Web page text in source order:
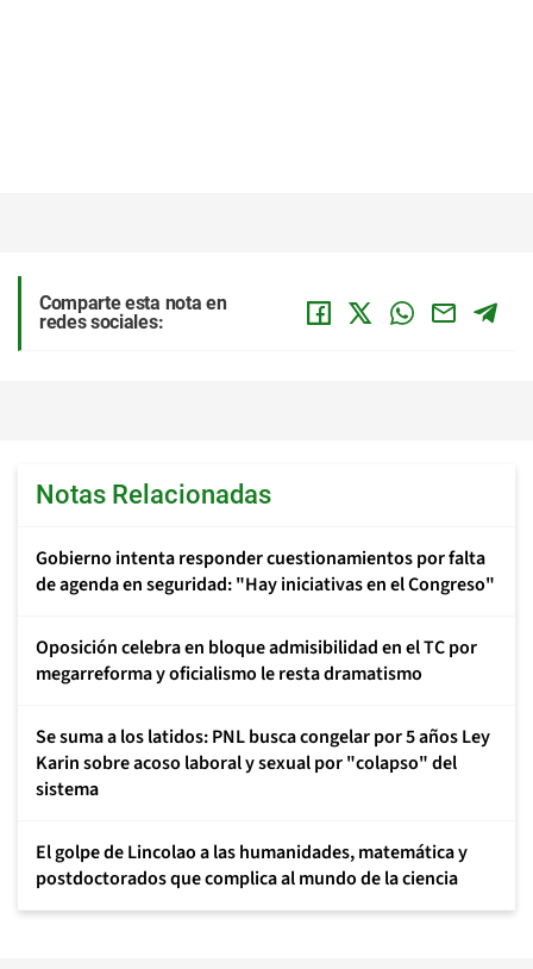
Comparte esta nota en
redes sociales:
Notas Relacionadas
Gobierno intenta responder cuestionamientos por falta
de agenda en seguridad: "Hay iniciativas en el Congreso"
Oposición celebra en bloque admisibilidad en el TC por
megarreforma y oficialismo le resta dramatismo
Se suma a los latidos: PNL busca congelar por 5 años Ley
Karin sobre acoso laboral y sexual por "colapso" del
sistema
El golpe de Lincolao a las humanidades, matemática y
postdoctorados que complica al mundo de la ciencia